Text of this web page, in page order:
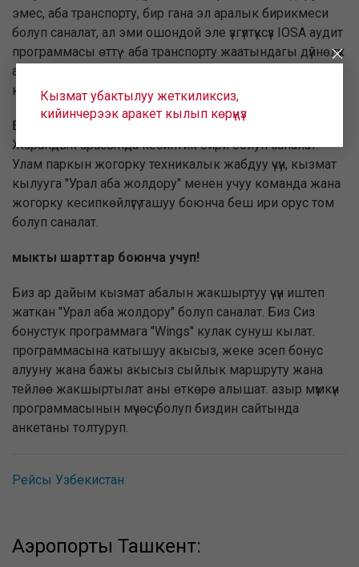
эмес, аба транспорту, бир гана эл аралык бирикмеси
болуп саналат, ал эми ошондой эле үзгүлтүксүз IOSA аудит
программасы өттү - аба транспорту жаатындагы дүйнөлүк
авиация өнөр жайы өнүккөн стандарттуу жана алардын
коопсуздугун камсыз кылуу.
Бүгүнкү күндө биздин учак техникалык базасы орус
Жарандык арасында кесиптик бири болуп саналат.
Улам паркын жогорку техникалык жабдуу үчүн, кызмат
кылууга "Урал аба жолдору" менен учуу команда жана
жогорку кесипкөйлүгү ташуу боюнча беш ири орус том
болуп саналат.
мыкты шарттар боюнча учуп!
Биз ар дайым кызмат абалын жакшыртуу үчүн иштеп
жаткан "Урал аба жолдору" болуп саналат. Биз Сиз
бонустук программага "Wings" кулак сунуш кылат.
программасына катышуу акысыз, жеке эсеп бонус
алууну жана бажы акысыз сыйлык маршруту жана
тейлөө жакшыртылат аны өткөрө алышат. азыр мүмкүн
программасынын мүчөсү болуп биздин сайтында
анкетаны толтуруп.
Рейсы Узбекистан
Аэропорты Ташкент:
Кызмат убактылуу жеткиликсиз,
кийинчерээк аракет кылып көрүңүз